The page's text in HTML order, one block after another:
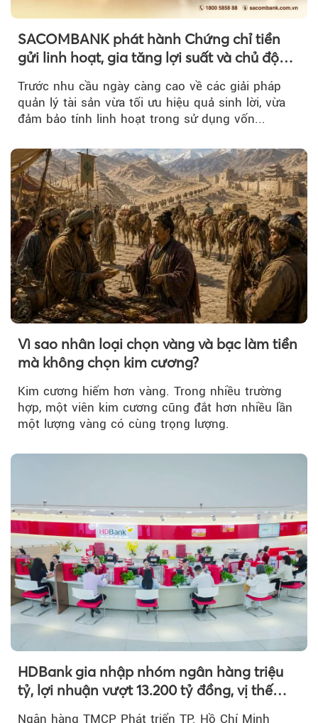
SACOMBANK phát hành Chứng chỉ tiền
gửi linh hoạt, gia tăng lợi suất và chủ động
nguồn vốn cho khách hàng
Trước nhu cầu ngày càng cao về các giải pháp
quản lý tài sản vừa tối ưu hiệu quả sinh lời, vừa
đảm bảo tính linh hoạt trong sử dụng vốn...
Vì sao nhân loại chọn vàng và bạc làm tiền
mà không chọn kim cương?
Kim cương hiếm hơn vàng. Trong nhiều trường
hợp, một viên kim cương cũng đắt hơn nhiều lần
một lượng vàng có cùng trọng lượng.
HDBank gia nhập nhóm ngân hàng triệu
tỷ, lợi nhuận vượt 13.200 tỷ đồng, vị thế
mới trên thị trường vốn quốc tế
Ngân hàng TMCP Phát triển TP. Hồ Chí Minh